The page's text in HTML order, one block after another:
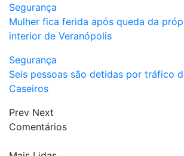
Segurança
Mulher fica ferida após queda da
interior de Veranópolis
Segurança
Seis pessoas são detidas por tráfico
Caseiros
Prev Next
Comentários